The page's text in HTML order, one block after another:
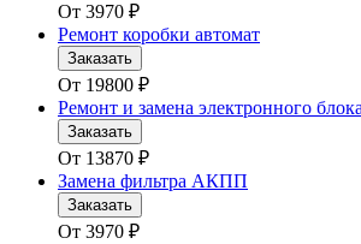
От 3970 ₽
Ремонт коробки автомат
Заказать
От 19800 ₽
Ремонт и замена электронного
Заказать
От 13870 ₽
Замена фильтра АКПП
Заказать
От 3970 ₽